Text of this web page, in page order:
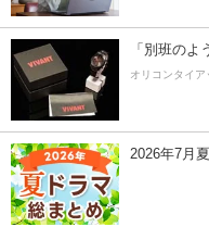
「別班の
オリコンタイア
2026年7月